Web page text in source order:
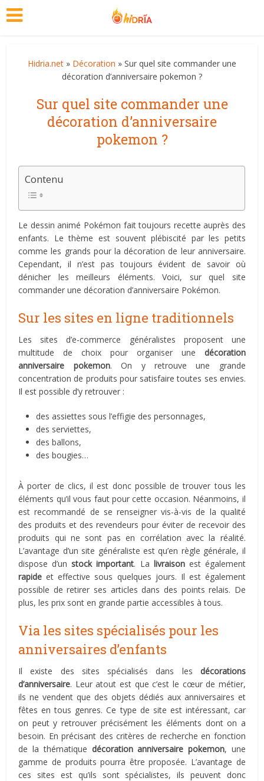
Hidria.net » Décoration » Sur quel site commander une
décoration d’anniversaire pokemon ?
Sur quel site commander une
décoration d’anniversaire
pokemon ?
Contenu
Le dessin animé Pokémon fait toujours recette auprès des
enfants. Le thème est souvent plébiscité par les petits
comme les grands pour la décoration de leur anniversaire.
Cependant, il n’est pas toujours évident de savoir où
dénicher les meilleurs éléments. Voici, sur quel site
commander une décoration d’anniversaire Pokémon.
Sur les sites en ligne traditionnels
Les sites d’e-commerce généralistes proposent une
multitude de choix pour organiser une décoration
anniversaire pokemon. On y retrouve une grande
concentration de produits pour satisfaire toutes ses envies.
Il est possible d’y retrouver :
des assiettes sous l’effigie des personnages,
des serviettes,
des ballons,
des bougies…
À porter de clics, il est donc possible de trouver tous les
éléments qu’il vous faut pour cette occasion. Néanmoins, il
est recommandé de se renseigner vis-à-vis de la qualité
des produits et des revendeurs pour éviter de recevoir des
produits qui ne sont pas en corrélation avec la réalité.
L’avantage d’un site généraliste est qu’en règle générale, il
dispose d’unstock important. La livraison est également
rapideet effective sous quelques jours. Il est également
possible de retirer ses articles dans des points relais. De
plus, les prix sont en grande partie accessibles à tous.
Via les sites spécialisés pour les
anniversaires d’enfants
Il existe des sites spécialisés dans les décorations
d’anniversaire. Leur atout est que c’est le cœur de métier,
ils ne vendent que des objets dédiés aux anniversaires et
fêtes en tous genres. Ce type de site est intéressant, car
on peut y retrouver précisément les éléments dont on a
besoin. En précisant des critères de recherche en fonction
de la thématique décoration anniversaire pokemon, une
gamme de produits pourra être proposée. L’avantage de
ces sites est qu’ils sont spécialistes, ils peuvent donc